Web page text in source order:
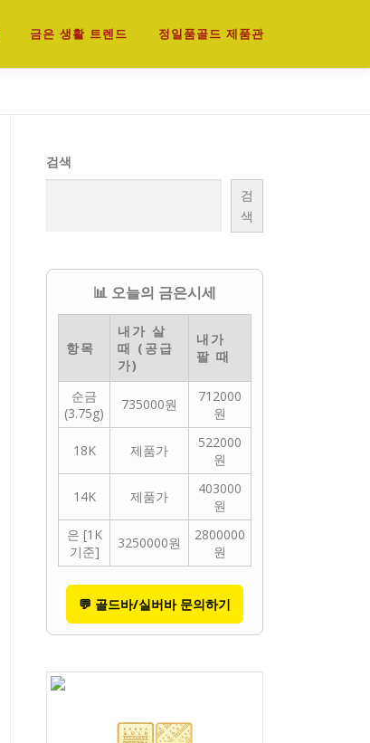
금은 생활 트렌드 정일품골드 제품관
검색
검
색
📊 오늘의 금은시세
항목
내가 살
때 (공급
가)
내가
팔 때
순금
(3.75g)
735000원
712000
원
18K 제품가
522000
원
14K 제품가
403000
원
은 [1K
기준]
3250000원
2800000
원
💬 골드바/실버바 문의하기